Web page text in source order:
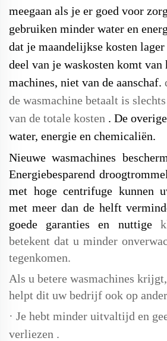
meegaan als je er goed voor
gebruiken minder water en
dat je maandelijkse kosten
deel van je waskosten komt van
machines, niet van de aanschaf.
de wasmachine betaalt is
van de totale kosten . De
water, energie en chemicaliën.
Nieuwe wasmachines
Energiebesparend
met hoge centrifuge kunnen
met meer dan de helft
goede garanties en nuttige
betekent dat u minder
tegenkomen.
Als u betere wasmachines
helpt dit uw bedrijf ook op
· Je hebt minder uitvaltijd en
verliezen .